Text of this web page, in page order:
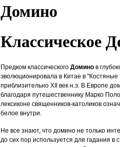
Домино
Классическое
Предком классического Домино в
эволюционировала в Китае в
приблизительно XII век н.э. В Европе
благодаря путешественнику Марко
лексиконе священников-католиков
белое внутри.
Не все знают, что домино не только
до сих пор используется для гадания в